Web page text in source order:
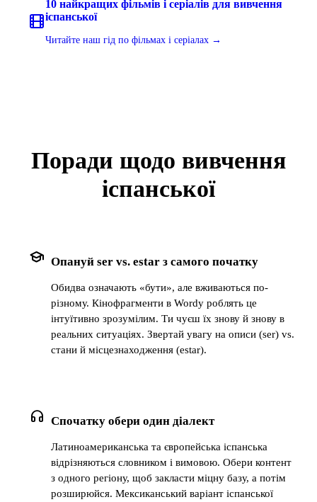
10 найкращих фільмів і серіалів для вивчення
іспанської
Читайте наш гід по фільмах і серіалах →
Поради щодо вивчення
іспанської
school Опануй ser vs. estar з самого початку
Обидва означають «бути», але вживаються по-
різному. Кінофрагменти в Wordy роблять це
інтуїтивно зрозумілим. Ти чуєш їх знову й знову в
реальних ситуаціях. Звертай увагу на описи (ser) vs.
стани й місцезнаходження (estar).
headphones Спочатку обери один діалект
Латиноамериканська та європейська іспанська
відрізняються словником і вимовою. Обери контент
з одного регіону, щоб закласти міцну базу, а потім
розширюйся. Мексиканський варіант іспанської